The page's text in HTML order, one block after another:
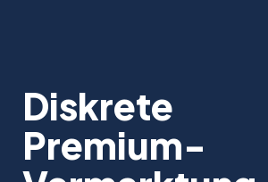
Diskrete
Premium-